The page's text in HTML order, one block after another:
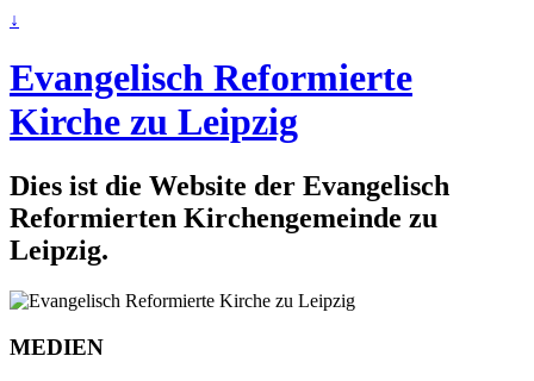
↓
Evangelisch Reformierte
Kirche zu Leipzig
Dies ist die Website der Evangelisch
Reformierten Kirchengemeinde zu
Leipzig.
MEDIEN